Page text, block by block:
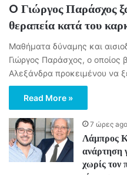
O Γιώργος Παράσχος
θεραπεία κατά του
Μαθήματα δύναμης και
Γιώργος Παράσχος, ο οποίος
Αλεξάνδρα προκειμένου να
Read More »
7 ώρες ago
Λάμπρος
ανάρτηση
χωρίς τον